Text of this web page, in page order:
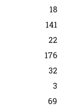
18
141
22
176
32
3
69